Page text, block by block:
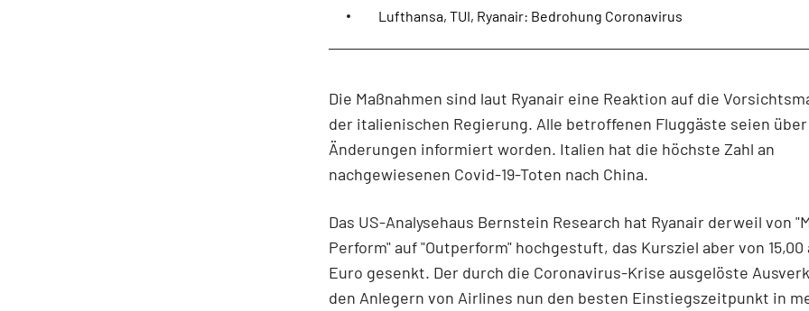
Lufthansa, TUI, Ryanair: Bedrohung Coronavirus
Die Maßnahmen sind laut Ryanair eine Reaktion auf die
der italienischen Regierung. Alle betroffenen Fluggäste seien
Änderungen informiert worden. Italien hat die höchste Zahl an
nachgewiesenen Covid-19-Toten nach China.
Das US-Analysehaus Bernstein Research hat Ryanair derweil von
Perform" auf "Outperform" hochgestuft, das Kursziel aber von 15,00
Euro gesenkt. Der durch die Coronavirus-Krise ausgelöste
den Anlegern von Airlines nun den besten Einstiegszeitpunkt in